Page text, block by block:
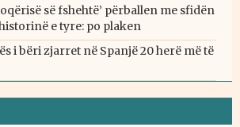
së fshehtë’ përballen me sfidën
e tyre: po plaken
i bëri zjarret në Spanjë 20 herë më të